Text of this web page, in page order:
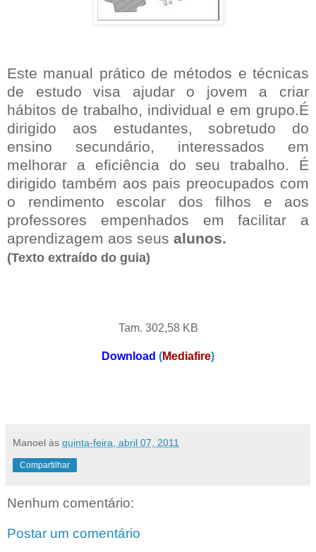
Este manual prático de métodos e técnicas
de estudo visa ajudar o jovem a criar
hábitos de trabalho, individual e em grupo.É
dirigido aos estudantes, sobretudo do
ensino secundário, interessados em
melhorar a eficiência do seu trabalho. É
dirigido também aos pais preocupados com
o rendimento escolar dos filhos e aos
professores empenhados em facilitar a
aprendizagem aos seus alunos.
(Texto extraído do guia)
Tam. 302,58 KB
Download (Mediafire)
Manoel às quinta-feira, abril 07, 2011
Compartilhar
Nenhum comentário:
Postar um comentário